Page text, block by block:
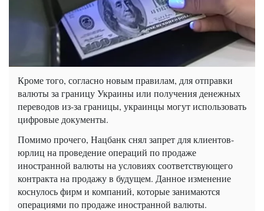
Кроме того, согласно новым правилам, для отправки
валюты за границу Украины или получения денежных
переводов из-за границы, украинцы могут использовать
цифровые документы.
Помимо прочего, Нацбанк снял запрет для клиентов-
юрлиц на проведение операций по продаже
иностранной валюты на условиях соответствующего
контракта на продажу в будущем. Данное изменение
коснулось фирм и компаний, которые занимаются
операциями по продаже иностранной валюты.